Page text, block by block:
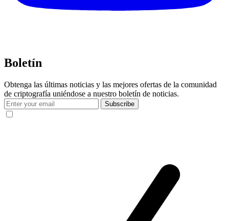
Boletín
Obtenga las últimas noticias y las mejores ofertas de la comunidad
de criptografía uniéndose a nuestro boletín de noticias.
Subscribe